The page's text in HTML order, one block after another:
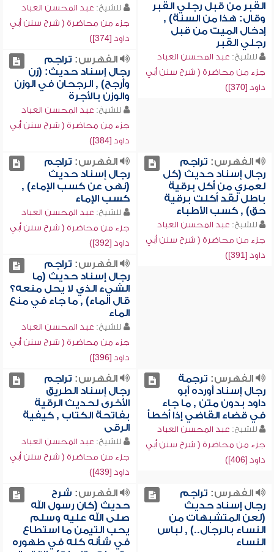
القبر من قبل رجلي القبر
وقال: هذا من السنة) ,
إدخال الميت من قبل
رجلي القبر
للشيخ: عبد المحسن العباد
جزء من محاضرة ( شرح سنن أبي
داود [370])
للشيخ: عبد المحسن العباد
جزء من محاضرة ( شرح سنن أبي
داود [374])
الفهرس: تراجم
رجال إسناد حديث: (زن
وأرجح) , الرجحان في الوزن
والوزن بالأجرة
للشيخ: عبد المحسن العباد
جزء من محاضرة ( شرح سنن أبي
داود [384])
الفهرس: تراجم
رجال إسناد حديث (كل
لعمري من أكل برقية
باطل لقد أكلت برقية
حق) , كسب الأطباء
للشيخ: عبد المحسن العباد
جزء من محاضرة ( شرح سنن أبي
داود [391])
الفهرس: تراجم
رجال إسناد حديث
(نهى عن كسب الإماء) ,
كسب الإماء
للشيخ: عبد المحسن العباد
جزء من محاضرة ( شرح سنن أبي
داود [392])
الفهرس: تراجم
رجال إسناد حديث (ما
الشيء الذي لا يحل منعه؟
قال الماء) , ما جاء في منع
الماء
للشيخ: عبد المحسن العباد
جزء من محاضرة ( شرح سنن أبي
داود [396])
الفهرس: ترجمة
رجال إسناد أورده أبو
داود بدون متن , ما جاء
في قضاء القاضي إذا أخطأ
للشيخ: عبد المحسن العباد
جزء من محاضرة ( شرح سنن أبي
داود [406])
الفهرس: تراجم
رجال إسناد الطريق
الأخرى لحديث الرقية
بفاتحة الكتاب , كيفية
الرقى
للشيخ: عبد المحسن العباد
جزء من محاضرة ( شرح سنن أبي
داود [439])
الفهرس: تراجم
رجال إسناد حديث
(لعن المتشبهات من
النساء بالرجال..) , لباس
النساء
الفهرس: شرح
حديث (كان رسول الله
صلى الله عليه وسلم
يحب التيمن ما استطاع
في شأنه كله في طهوره